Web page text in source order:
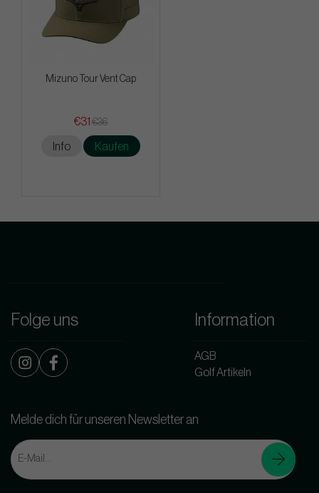
Mizuno Tour Vent Cap
€31 €36
Info Kaufen
Folge uns Information
AGB
Golf Artikeln
Melde dich für unseren Newsletter an